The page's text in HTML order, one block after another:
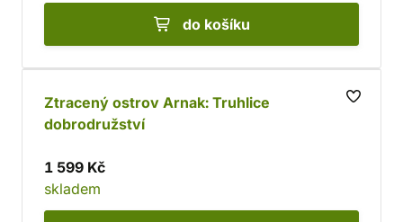
do košíku
Ztracený ostrov Arnak: Truhlice
dobrodružství
1 599 Kč
skladem